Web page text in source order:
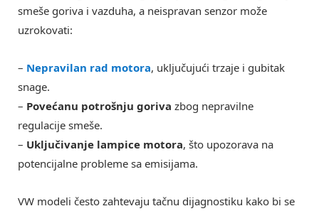
smeše goriva i vazduha, a neispravan senzor može
uzrokovati:
– Nepravilan rad motora, uključujući trzaje i gubitak
snage.
– Povećanu potrošnju goriva zbog nepravilne
regulacije smeše.
– Uključivanje lampice motora, što upozorava na
potencijalne probleme sa emisijama.
VW modeli često zahtevaju tačnu dijagnostiku kako bi se